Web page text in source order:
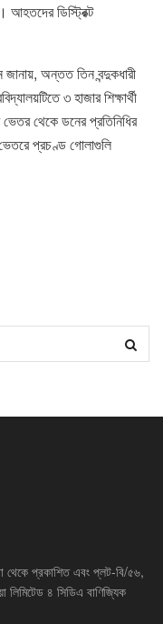
ডিস্ট্রিক্ট
জানায়, অন্তত তিন বন্দুকধারী
৩ হাজার শিক্ষার্থী
থেকে ডনের প্রতিনিধির
প্রচণ্ড গোলাগুলি
থেকে প্রকাশিত এবং প্লট-বি/৫৬,
লিমিটেড ৪ সিডিএ বাণিজ্যিক